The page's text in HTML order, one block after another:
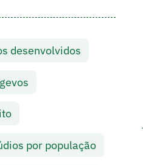
desenvolvidos
por população